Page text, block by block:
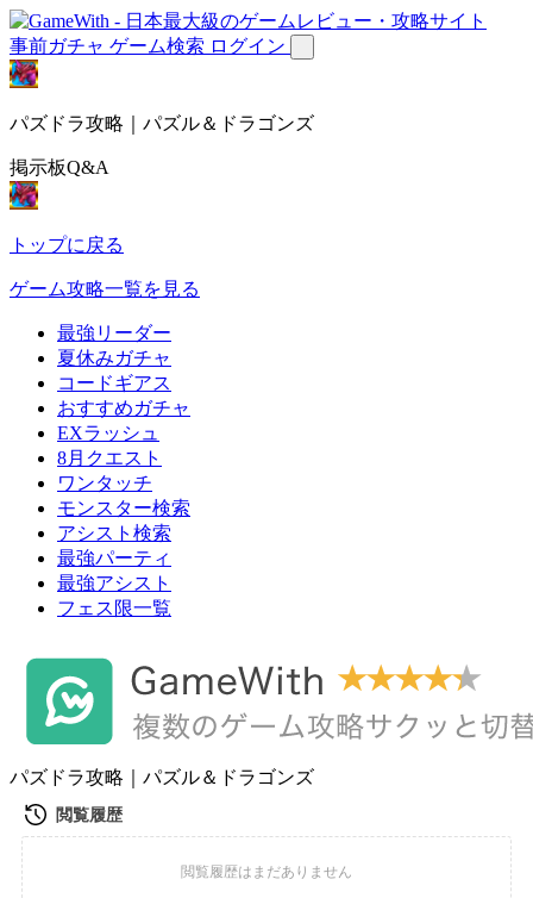
事前ガチャ ゲーム検索 ログイン
パズドラ攻略｜パズル＆ドラゴンズ
掲示板Q&A
トップに戻る
ゲーム攻略一覧を見る
最強リーダー
夏休みガチャ
コードギアス
おすすめガチャ
EXラッシュ
8月クエスト
ワンタッチ
モンスター検索
アシスト検索
最強パーティ
最強アシスト
フェス限一覧
パズドラ攻略｜パズル＆ドラゴンズ